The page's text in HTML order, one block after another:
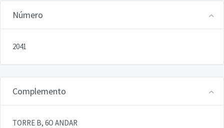
Número
2041
Complemento
TORRE B, 6O ANDAR